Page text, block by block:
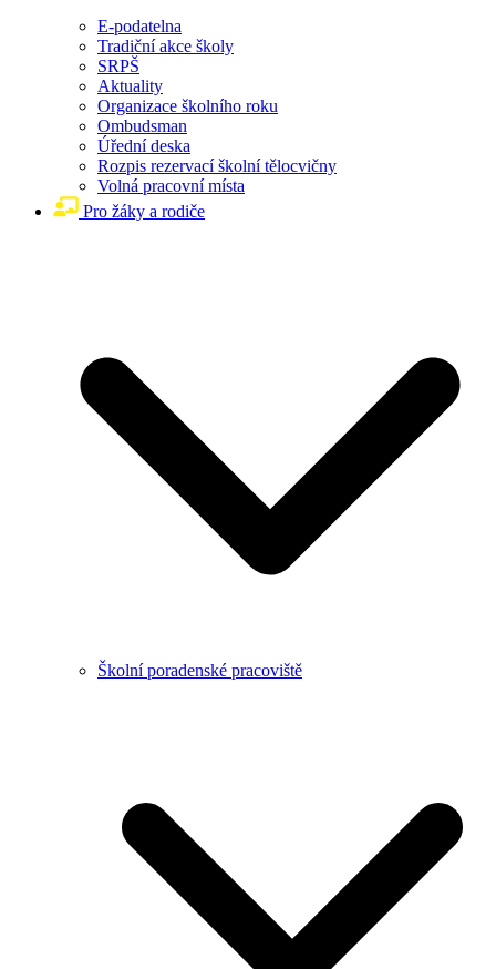
E-podatelna
Tradiční akce školy
SRPŠ
Aktuality
Organizace školního roku
Ombudsman
Úřední deska
Rozpis rezervací školní tělocvičny
Volná pracovní místa
Pro žáky a rodiče
Školní poradenské pracoviště